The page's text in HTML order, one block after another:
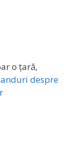
o țară,
despre